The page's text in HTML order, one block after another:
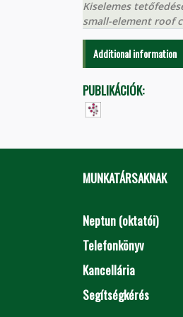
Kiselemes
small-element roof
Additional information
PUBLIKÁCIÓK:
MUNKATÁRSAKNAK
Neptun (oktatói)
Telefonkönyv
Kancellária
Segítségkérés